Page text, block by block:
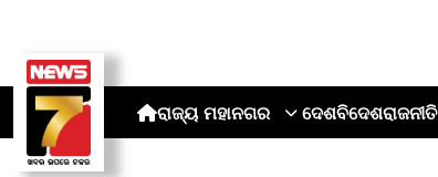
ରାଜ୍ୟ ମହାନଗର ଦେଶବିଦେଶରାଜନୀତି